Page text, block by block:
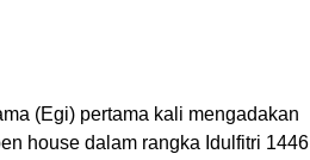
(Egi) pertama kali mengadakan
house dalam rangka Idulfitri 1446